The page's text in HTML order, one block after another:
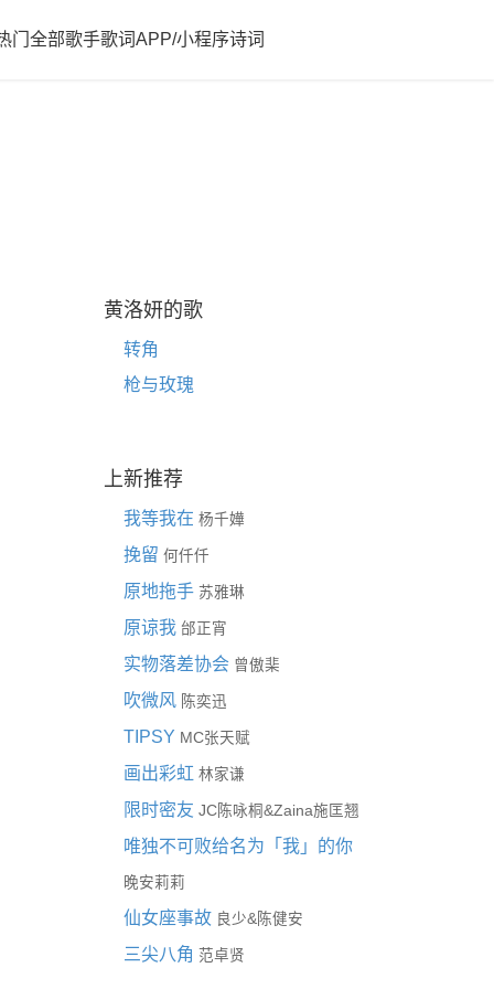
门 全部歌手歌词APP/小程序诗词
黄洛妍的歌
转角
枪与玫瑰
上新推荐
我等我在 杨千嬅
挽留 何仟仟
原地拖手 苏雅琳
原谅我 邰正宵
实物落差协会 曾傲棐
吹微风 陈奕迅
TIPSY MC张天赋
画出彩虹 林家谦
限时密友 JC陈咏桐 &Zaina施匡翘
唯独不可败给名为「我」的你
晚安莉莉
仙女座事故 良少&陈健安
三尖八角 范卓贤